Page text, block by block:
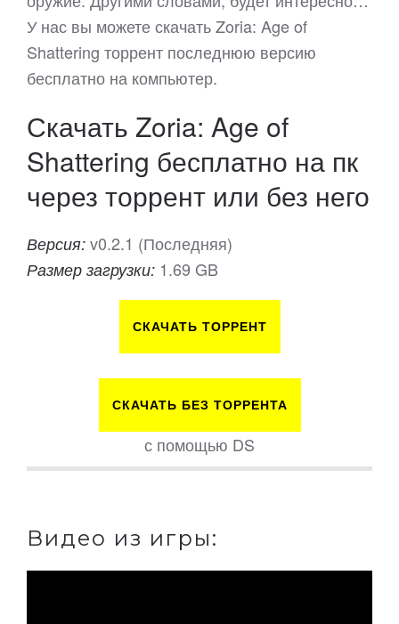
У нас вы можете скачать Zoria: Age of
Shattering торрент последнюю версию
бесплатно на компьютер.
Скачать Zoria: Age of
Shattering бесплатно на пк
через торрент или без него
Версия: v0.2.1 (Последняя)
Размер загрузки: 1.69 GB
СКАЧАТЬ ТОРРЕНТ
СКАЧАТЬ БЕЗ ТОРРЕНТА
с помощью DS
Видео из игры: